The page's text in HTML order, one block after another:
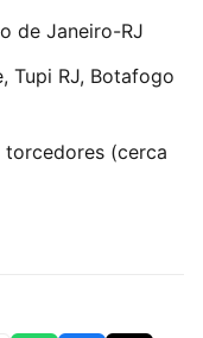
de Janeiro-RJ
Tupi RJ, Botafogo
torcedores (cerca